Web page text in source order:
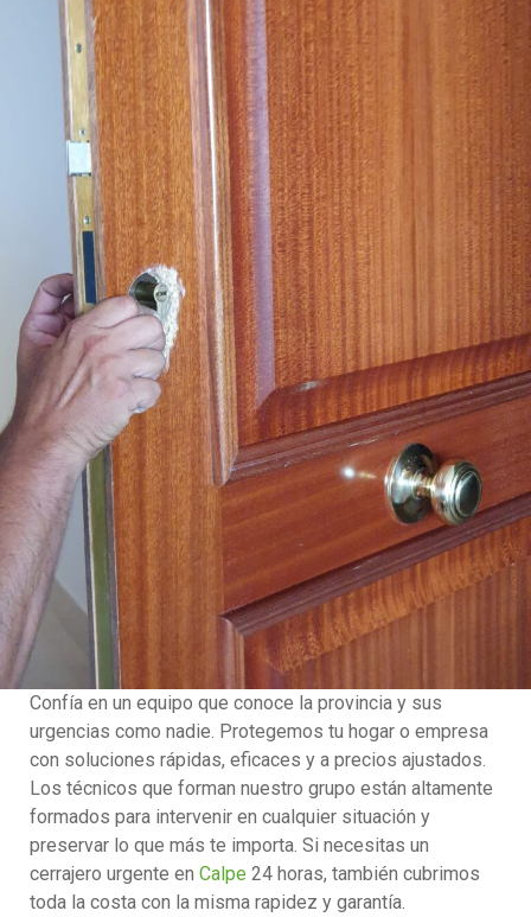
Confía en un equipo que conoce la provincia y sus
urgencias como nadie. Protegemos tu hogar o empresa
con soluciones rápidas, eficaces y a precios ajustados.
Los técnicos que forman nuestro grupo están altamente
formados para intervenir en cualquier situación y
preservar lo que más te importa. Si necesitas un
cerrajero urgente en Calpe 24 horas, también cubrimos
toda la costa con la misma rapidez y garantía.